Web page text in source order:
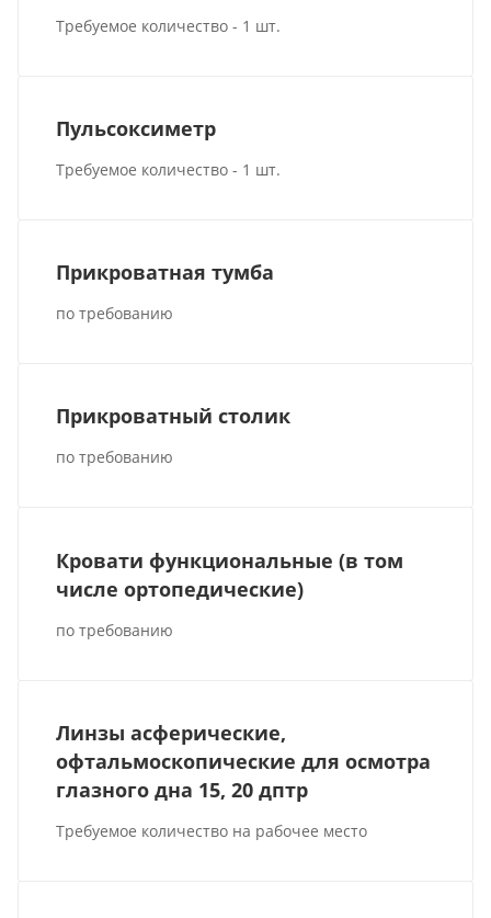
Требуемое количество - 1 шт.
Пульсоксиметр
Требуемое количество - 1 шт.
Прикроватная тумба
по требованию
Прикроватный столик
по требованию
Кровати функциональные (в том
числе ортопедические)
по требованию
Линзы асферические,
офтальмоскопические для осмотра
глазного дна 15, 20 дптр
Требуемое количество на рабочее место